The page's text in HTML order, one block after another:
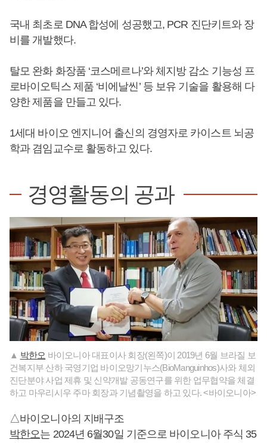
국내 최초로 DNA 합성에 성공했고, PCR 진단키트와 장
비를 개발했다.
탈모 완화 화장품 ‘코스메르나’와 체지방 감소 기능성 프
로바이오틱스 제품 ‘비에날씬’ 등 보유 기술을 활용해 다
양한 제품을 만들고 있다.
1세대 바이오 엔지니어 출신의 경영자로 카이스트 뇌공
학과 겸임교수로 활동하고 있다.
경영활동의 공과
▲ 박한오 바이오니아 대표이사 회장(왼쪽)이 2019년 6월 브라질 보
건복지부 산하 국영기업 바이오망기누스(BioManguinhos)사와 체외
진단분야 사업 제휴 및 신약개발 공동연구를 위한 업무협약을 체결
하고 마우리시우 주마 회장과 기념촬영을 하고 있다. <바이오니아>
△바이오니아의 지배구조
박한오는 2024년 6월30일 기준으로 바이오니아 주식 35